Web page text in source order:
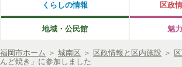
くらしの情報 区政
地域・公民館 魅
福岡市ホーム ＞ 城南区 ＞ 区政情報と区内施設 ＞
んど焼き」に参加しました